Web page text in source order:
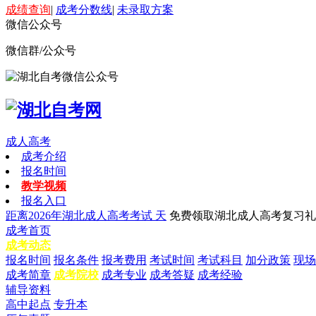
成绩查询| 成考分数线| 未录取方案
微信公众号
微信群/公众号
成人高考
成考介绍
报名时间
教学视频
报名入口
距离2026年湖北成人高考考试 天 免费领取湖北成人高考复习
成考首页
成考动态
报名时间 报名条件 报考费用 考试时间 考试科目 加分政策 现
成考简章 成考院校 成考专业 成考答疑 成考经验
辅导资料
高中起点 专升本